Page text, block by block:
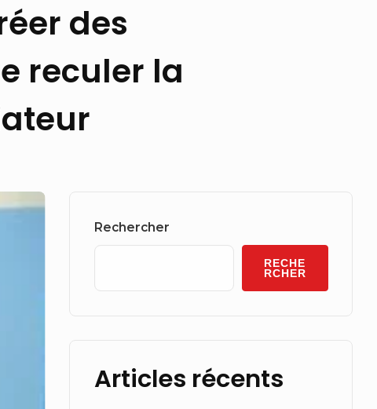
des
reculer la
Widget
Rechercher
RECHE
RCHER
Articles récents